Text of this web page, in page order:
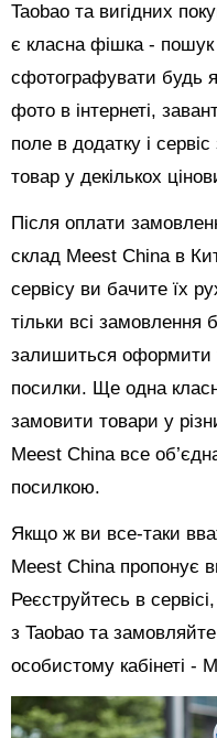
Taobao та вигідних
є класна фішка -
сфотографувати будь
фото в інтернеті,
поле в додатку і
товар у декількох
Після оплати
склад Meest China в
сервісу ви бачите їх
тільки всі замовлення
залишиться оформити
посилки. Ще одна
замовити товари у
Meest China все
посилкою.
Якщо ж ви все-таки
Meest China пропонує
Реєструйтесь в
з Taobao та
особистому кабінеті -